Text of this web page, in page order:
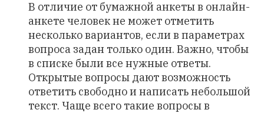
В отличие от бумажной анкеты в онлайн-
анкете человек не может отметить
несколько вариантов, если в параметрах
вопроса задан только один. Важно, чтобы
в списке были все нужные ответы.
Открытые вопросы дают возможность
ответить свободно и написать небольшой
текст. Чаще всего такие вопросы в